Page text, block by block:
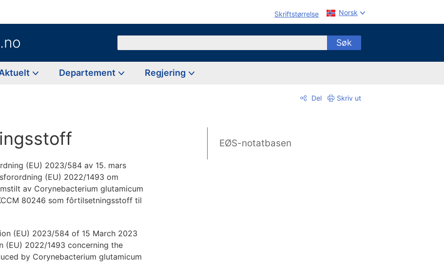
Skriftstørrelse Norsk
Søk
Departement Regjering
Del Skriv ut
(EU) 2023/584 av 15. mars
(EU) 2022/1493 om
av Corynebacterium glutamicum
80246 som fôrtilsetningsstoff til
(EU) 2023/584 of 15 March 2023
(EU) 2022/1493 concerning the
by Corynebacterium glutamicum
EØS-notatbasen